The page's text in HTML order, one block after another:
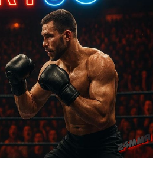
Далее
Лейтес – Гектор Ломбард